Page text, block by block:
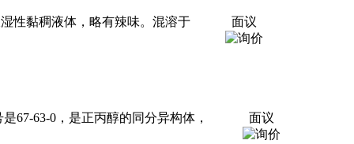
性黏稠液体，略有辣味。混溶于 面议
67-63-0，是正丙醇的同分异构体， 面议